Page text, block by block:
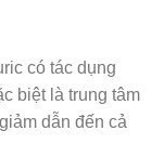
có tác dụng
biệt là trung tâm
dẫn đến cả